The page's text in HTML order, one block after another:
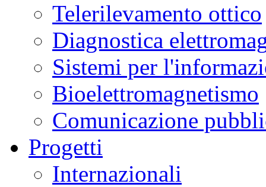
Telerilevamento ottico
Diagnostica
Sistemi per
Bioelettromagnetismo
Comunicazione
Progetti
Internazionali